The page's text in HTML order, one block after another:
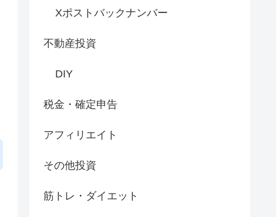
Xポストバックナンバー
不動産投資
DIY
税金・確定申告
アフィリエイト
その他投資
筋トレ・ダイエット